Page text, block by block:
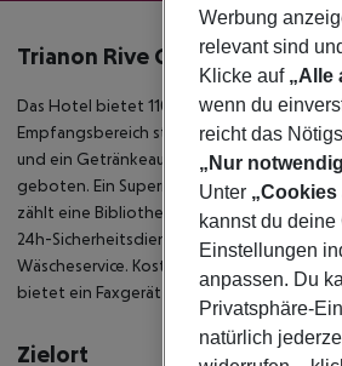
Hotelbeschreibung
Trianon Rive Gauche
4
Das Hotel bietet 110 Nichtraucherzimmer
Empfangsbereich steht zur Seite beim
und ein Getränkeautomat. In der
geboten. Ein Supermarkt und andere
zählt eine Bibliothek. Für die Fahrzeuge
24h-Sicherheitsdienst, ein
Wäscheservice. Kostenfrei steht Gästen
bietet ein Faxgerät an.
Zielort
Werbung
relevant sind
Klicke auf „Alle
wenn du
reicht das
„Nur
Unter „Cookies
kannst du deine
Einstellungen
anpassen. Du
Privatsphäre-
natürlich